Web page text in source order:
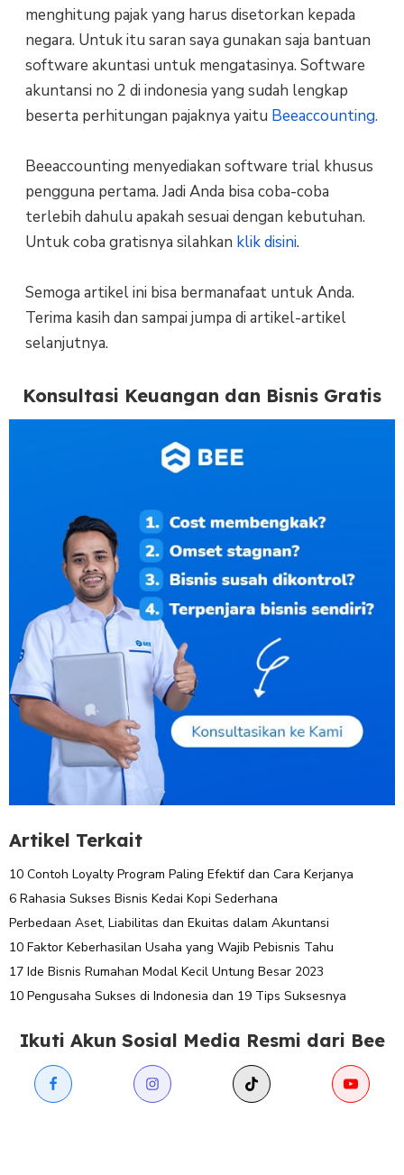
menghitung pajak yang harus disetorkan kepada
negara. Untuk itu saran saya gunakan saja bantuan
software akuntasi untuk mengatasinya. Software
akuntansi no 2 di indonesia yang sudah lengkap
beserta perhitungan pajaknya yaitu Beeaccounting.
Beeaccounting menyediakan software trial khusus
pengguna pertama. Jadi Anda bisa coba-coba
terlebih dahulu apakah sesuai dengan kebutuhan.
Untuk coba gratisnya silahkan klik disini.
Semoga artikel ini bisa bermanafaat untuk Anda.
Terima kasih dan sampai jumpa di artikel-artikel
selanjutnya.
Konsultasi Keuangan dan Bisnis Gratis
Artikel Terkait
10 Contoh Loyalty Program Paling Efektif dan Cara Kerjanya
6 Rahasia Sukses Bisnis Kedai Kopi Sederhana
Perbedaan Aset, Liabilitas dan Ekuitas dalam Akuntansi
10 Faktor Keberhasilan Usaha yang Wajib Pebisnis Tahu
17 Ide Bisnis Rumahan Modal Kecil Untung Besar 2023
10 Pengusaha Sukses di Indonesia dan 19 Tips Suksesnya
Ikuti Akun Sosial Media Resmi dari Bee